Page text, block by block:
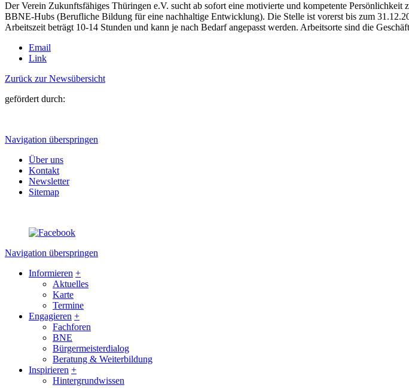
Der Verein Zukunftsfähiges Thüringen e.V. sucht ab sofort eine motivierte und kompetente
BBNE-Hubs (Berufliche Bildung für eine nachhaltige Entwicklung). Die Stelle ist vorerst bis zum
Arbeitszeit beträgt 10-14 Stunden und kann je nach Bedarf angepasst werden. Arbeitsorte sind die
Email
Link
Zurück zur Newsübersicht
gefördert durch:
Navigation überspringen
Über uns
Kontakt
Newsletter
Sitemap
Navigation überspringen
Informieren +
Aktuelles
Karte
Termine
Engagieren +
Fachforen
BNE
Bürgermeisterdialog
Beratung & Weiterbildung
Inspirieren +
Hintergrundwissen